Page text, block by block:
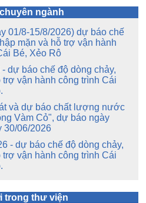
ngành
01/8-15/8/2026) dự báo chế
mặn và hỗ trợ vận hành
Bé, Xẻo Rô
dự báo chế độ dòng chảy,
trợ vận hành công trình Cái
và dự báo chất lượng nước
Vàm Cỏ", dự báo ngày
30/06/2026
- dự báo chế độ dòng chảy,
trợ vận hành công trình Cái
trong thư viện